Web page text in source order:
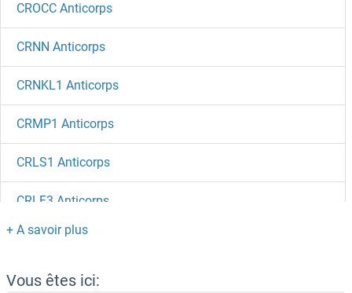
CROCC Anticorps
CRNN Anticorps
CRNKL1 Anticorps
CRMP1 Anticorps
CRLS1 Anticorps
CRLF3 Anticorps
CRLF2 Anticorps
CRLF1 Anticorps
Vous êtes ici: